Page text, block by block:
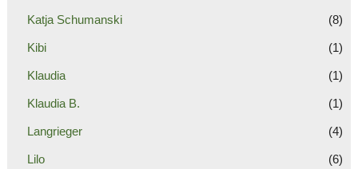
Katja Schumanski (8)
Kibi (1)
Klaudia (1)
Klaudia B. (1)
Langrieger (4)
Lilo (6)